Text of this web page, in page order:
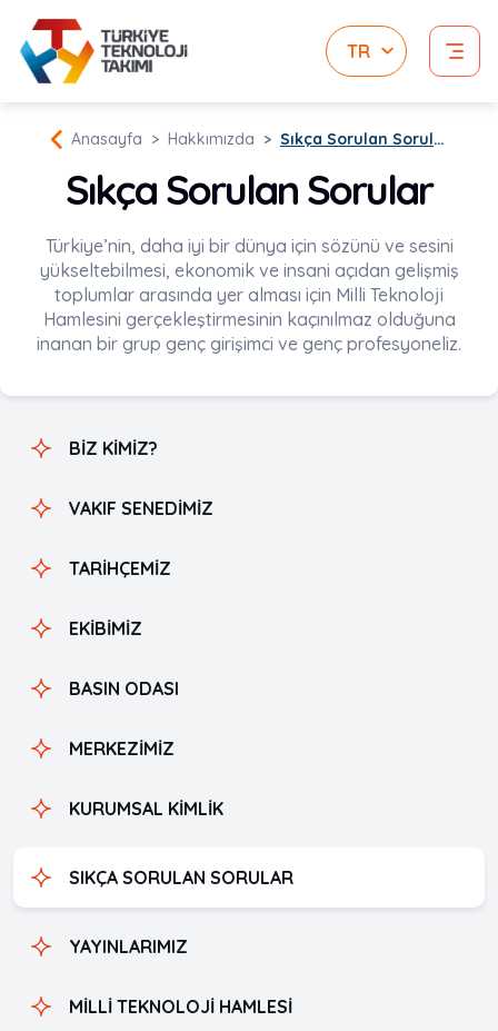
Anasayfa Hakkımızda Sıkça Sorulan Sorular
Sıkça Sorulan Sorular
Türkiye’nin, daha iyi bir dünya için sözünü ve sesini
yükseltebilmesi, ekonomik ve insani açıdan gelişmiş
toplumlar arasında yer alması için Milli Teknoloji
Hamlesini gerçekleştirmesinin kaçınılmaz olduğuna
inanan bir grup genç girişimci ve genç profesyoneliz.
BİZ KİMİZ?
VAKIF SENEDİMİZ
TARİHÇEMİZ
EKİBİMİZ
BASIN ODASI
MERKEZİMİZ
KURUMSAL KİMLİK
SIKÇA SORULAN SORULAR
YAYINLARIMIZ
MİLLİ TEKNOLOJİ HAMLESİ